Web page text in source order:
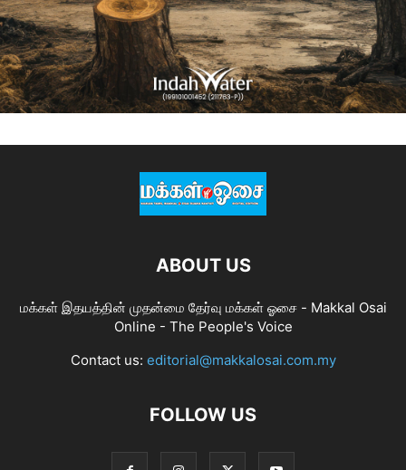
ABOUT US
மக்கள் இதயத்தின் முதன்மை தேர்வு மக்கள் ஓசை - Makkal Osai
Online - The People's Voice
Contact us: editorial@makkalosai.com.my
FOLLOW US